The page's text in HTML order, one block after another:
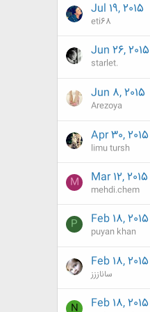
Jul 19, 2015
eti68
Jun 26, 2015
starlet.
Jun 8, 2015
Arezoya
Apr 30, 2015
limu tursh
Mar 12, 2015
mehdi.chem
M
Feb 18, 2015
puyan khan
P
Feb 18, 2015
ساناززز
Feb 18, 2015
N